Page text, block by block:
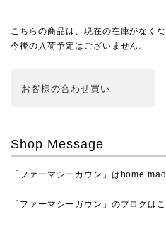
こちらの商品は、現在の在庫がなく
今後の入荷予定はございません。
お客様の合わせ買い
Shop Message
「ファーマシーガウン」はhome
「ファーマシーガウン」のブログは